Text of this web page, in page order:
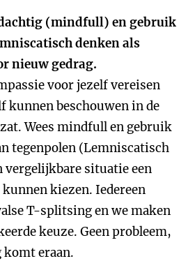
(mindfull) en gebruik
denken als
nieuw gedrag.
voor jezelf vereisen
kunnen beschouwen in de
Wees mindfull en gebruik
tegenpolen (Lemniscatisch
vergelijkbare situatie een
kiezen. Iedereen
T-splitsing en we maken
keuze. Geen probleem,
komt eraan.